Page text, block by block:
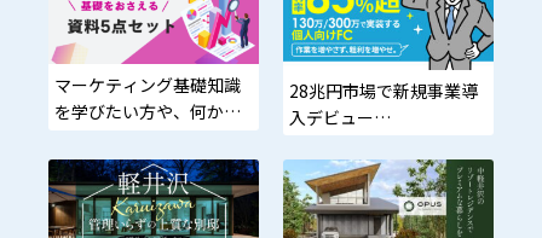
マーケティング基礎知識
を学びたい方や、何から
い方に最適
28兆円市場で新規事業導
入デビュー
低難易度・在庫不要。個
人でも年3,000万円を目指
せるモデル